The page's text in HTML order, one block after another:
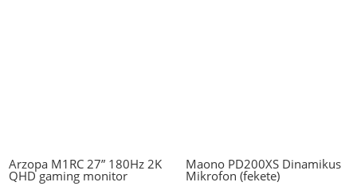
Arzopa M1RC 27” 180Hz 2K
QHD gaming monitor
Maono PD200XS Dinamikus
Mikrofon (fekete)